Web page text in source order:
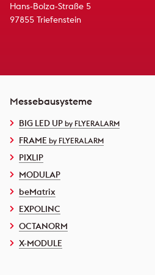
Hans-Bolza-Straße 5
97855 Triefenstein
Messebausysteme
BIG LED UP by FLYERALARM
FRAME by FLYERALARM
PIXLIP
MODULAP
beMatrix
EXPOLINC
OCTANORM
X-MODULE